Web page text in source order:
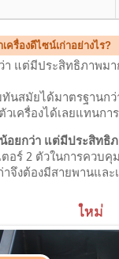
ครื่องดีไซน์เก่าอย่างไร?
า แต่มีประสิทธิภาพมา
นสมัยได้มาตรฐานกว่
เครื่องได้เลยแทนกา
อยกว่า แต่มีประสิทธิ
ตอร์ 2 ตัวในการควบ
าจึงต้องมีสายพานแล